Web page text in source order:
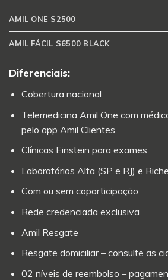
AMIL ONE S2500
AMIL FÁCIL S6500 BLACK
Diferenciais:
Cobertura nacional
Telemedicina Amil One com
pelo app Amil Clientes
Clínicas Einstein para exames
Laboratórios Alta (SP e RJ) e
Com ou sem coparticipação
Rede credenciada exclusiva
Amil Resgate
Resgate domiciliar – consulte as
02 níveis de reembolso –